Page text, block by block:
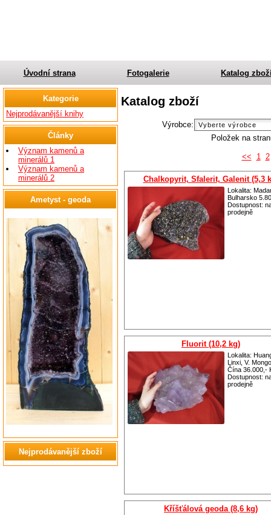
Úvodní strana Fotogalerie Katalog
Katalog zboží
Výrobce:
Položek na
<< 1 2
Chalkopyrit, Sfalerit, Galenit (5,3
Lokalita:
Bulharsko
Dostupnost:
prodejně
Fluorit (10,2 kg)
Lokalita:
Linxi, V.
Čína 36.000,-
Dostupnost:
prodejně
Kříšťálová geoda (8,6 kg)
Kategorie
Nejprodávanější knihy
Články
Význam kamenů a
minerálů 1
Význam kamenů a
minerálů 2
Ametyst - geoda
Nejprodávanější zboží